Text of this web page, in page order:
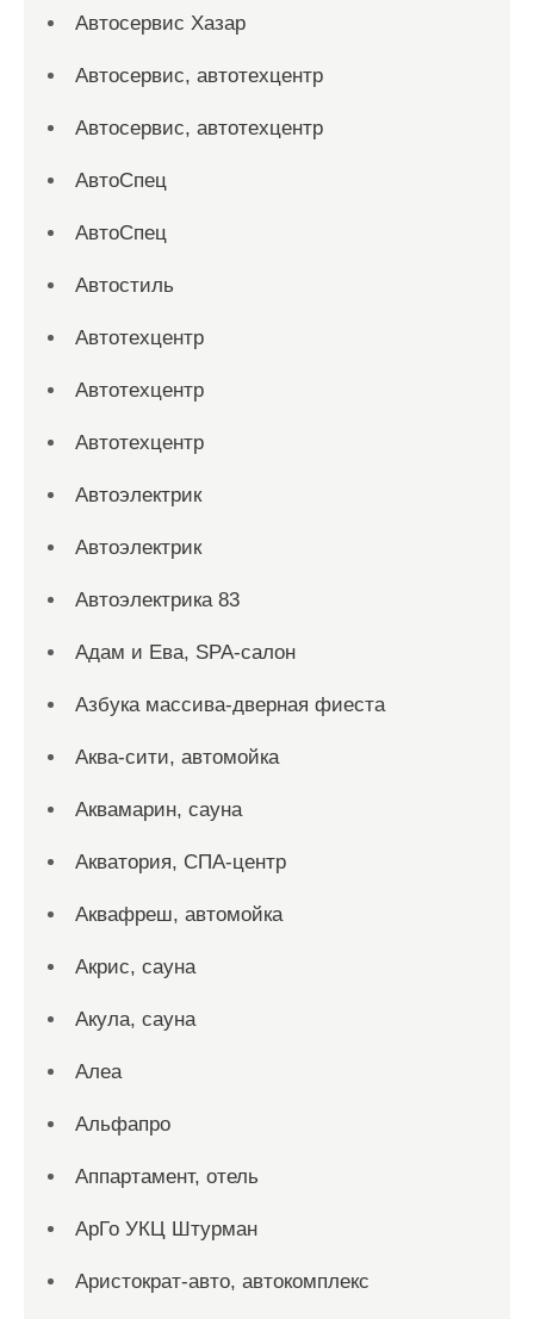
Автосервис Хазар
Автосервис, автотехцентр
Автосервис, автотехцентр
АвтоСпец
АвтоСпец
Автостиль
Автотехцентр
Автотехцентр
Автотехцентр
Автоэлектрик
Автоэлектрик
Автоэлектрика 83
Адам и Ева, SPA-салон
Азбука массива-дверная фиеста
Аква-сити, автомойка
Аквамарин, сауна
Акватория, СПА-центр
Аквафреш, автомойка
Акрис, сауна
Акула, сауна
Алеа
Альфапро
Аппартамент, отель
АрГо УКЦ Штурман
Аристократ-авто, автокомплекс